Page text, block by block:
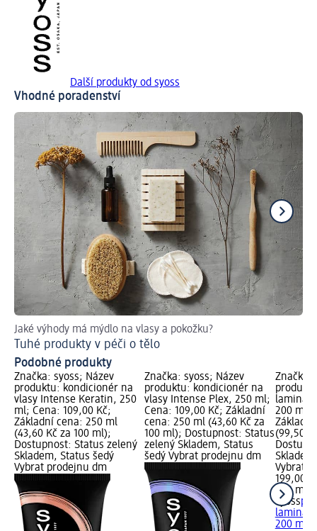
Další produkty od syoss
Vhodné poradenství
Jaké výhody má mýdlo na vlasy a pokožku?
Tuhé produkty v péči o tělo
Podobné produkty
Značka: syoss; Název
produktu: kondicionér na
vlasy Intense Keratin, 250
ml; Cena: 109,00 Kč;
Základní cena: 250 ml
(43,60 Kč za 100 ml);
Dostupnost: Status zelený
Skladem, Status šedý
Vybrat prodejnu dm
Značka: syoss; Název
produktu: kondicionér na
vlasy Intense Plex, 250 ml;
Cena: 109,00 Kč; Základní
cena: 250 ml (43,60 Kč za
100 ml); Dostupnost: Status
zelený Skladem, Status
šedý Vybrat prodejnu dm
Značka:
200 ml;
(99,50
Vybrat
199,00
200 ml
syoss
200 ml